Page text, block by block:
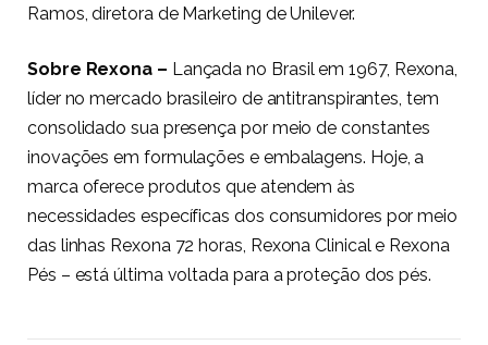
Ramos, diretora de Marketing de Unilever.
Sobre Rexona – Lançada no Brasil em 1967, Rexona,
líder no mercado brasileiro de antitranspirantes, tem
consolidado sua presença por meio de constantes
inovações em formulações e embalagens. Hoje, a
marca oferece produtos que atendem às
necessidades específicas dos consumidores por meio
das linhas Rexona 72 horas, Rexona Clinical e Rexona
Pés – está última voltada para a proteção dos pés.